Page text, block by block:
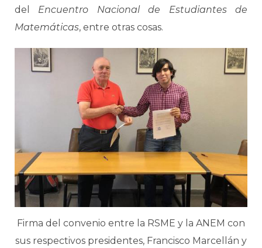
del Encuentro Nacional de Estudiantes de
Matemáticas, entre otras cosas.
Firma del convenio entre la RSME y la ANEM con
sus respectivos presidentes, Francisco Marcellán y